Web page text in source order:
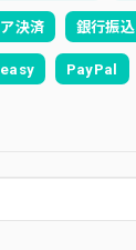
決済 銀行振込
PayPal